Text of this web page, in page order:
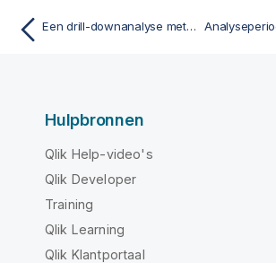
Een drill-downanalyse met hiërarchieën maken
Hulpbronnen
Qlik Help-video's
Qlik Developer
Training
Qlik Learning
Qlik Klantportaal